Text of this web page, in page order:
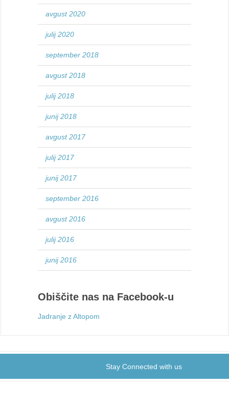
avgust 2020
julij 2020
september 2018
avgust 2018
julij 2018
junij 2018
avgust 2017
julij 2017
junij 2017
september 2016
avgust 2016
julij 2016
junij 2016
Obiščite nas na Facebook-u
Jadranje z Altopom
Stay Connected with us